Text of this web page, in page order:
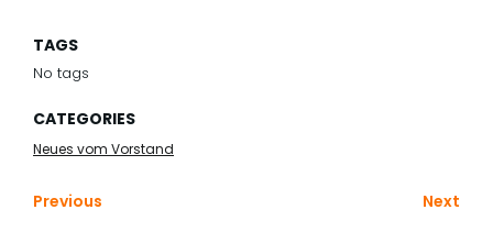
TAGS
No tags
CATEGORIES
Neues vom Vorstand
Previous Next